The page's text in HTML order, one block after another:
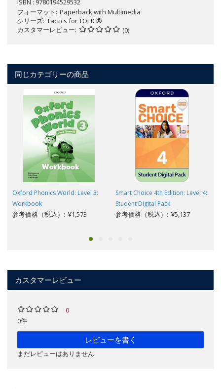
ISBN : 9780194529532
フォーマット
Paperback with Multimedia
シリーズ Tactics for TOEIC®
カスタマーレビュー
(0)
同じカテゴリーの商品
Oxford Phonics World: Level 3:
Workbook
参考価格（税込）: ¥1,573
Smart Choice 4th Edition: Level 4:
Student Digital Pack
参考価格（税込）: ¥5,137
カスタマーレビュー
0
0件
レビューを書く
まだレビューはありません